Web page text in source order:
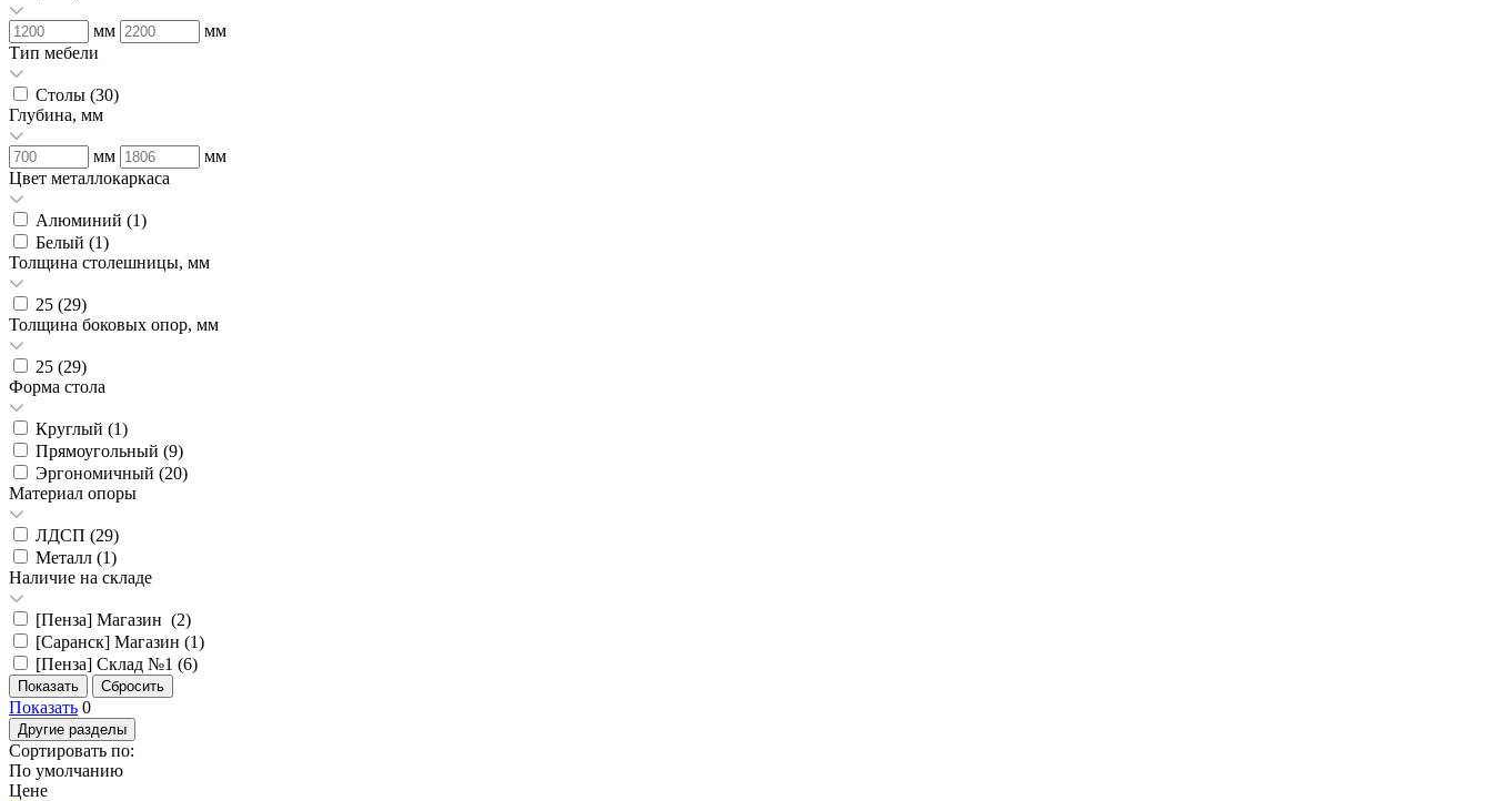
мм
мм
Тип мебели
Столы (30)
Глубина, мм
мм
мм
Цвет металлокаркаса
Алюминий (1)
Белый (1)
Толщина столешницы, мм
25 (29)
Толщина боковых опор, мм
25 (29)
Форма стола
Круглый (1)
Прямоугольный (9)
Эргономичный (20)
Материал опоры
ЛДСП (29)
Металл (1)
Наличие на складе
[Пенза] Магазин (2)
[Саранск] Магазин (1)
[Пенза] Склад №1 (6)
Показать 0
Другие разделы
Сортировать по:
По умолчанию
Цене